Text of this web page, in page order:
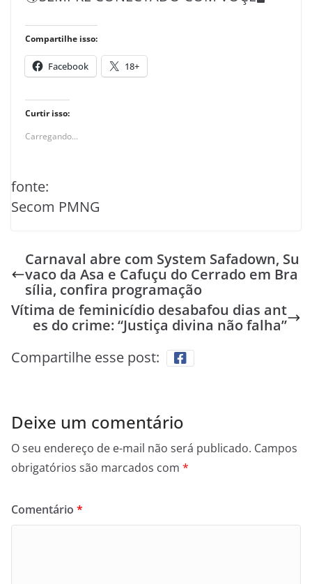
Compartilhe isso:
Facebook 18+
Curtir isso:
Carregando...
fonte:
Secom PMNG
Carnaval abre com System Safadown, Su
vaco da Asa e Cafuçu do Cerrado em Bra
sília, confira programação
Vítima de feminicídio desabafou dias ant
es do crime: “Justiça divina não falha”
Compartilhe esse post:
Deixe um comentário
O seu endereço de e-mail não será publicado. Campos
obrigatórios são marcados com *
Comentário *